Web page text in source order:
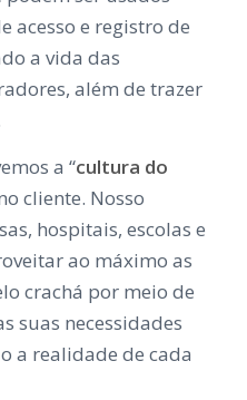
acesso e registro de
a vida das
além de trazer
a “cultura do
cliente. Nosso
hospitais, escolas e
ao máximo as
crachá por meio de
suas necessidades
a realidade de cada